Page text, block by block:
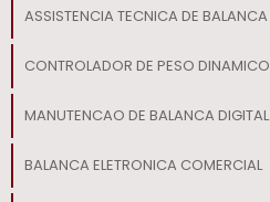
ASSISTENCIA TECNICA DE BALANCA
CONTROLADOR DE PESO DINAMICO
MANUTENCAO DE BALANCA DIGITAL
BALANCA ELETRONICA COMERCIAL